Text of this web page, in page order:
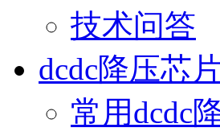
技术问答
dcdc降压芯
常用dcdc